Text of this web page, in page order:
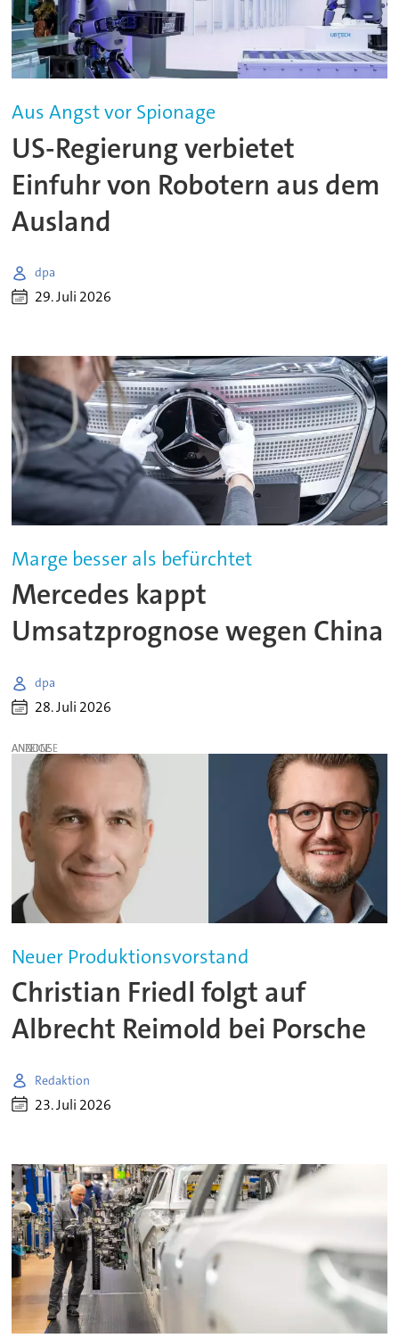
Aus Angst vor Spionage
US-Regierung verbietet
Einfuhr von Robotern aus dem
Ausland
dpa
29. Juli 2026
Marge besser als befürchtet
Mercedes kappt
Umsatzprognose wegen China
dpa
28. Juli 2026
ANZEIGE
Neuer Produktionsvorstand
Christian Friedl folgt auf
Albrecht Reimold bei Porsche
Redaktion
23. Juli 2026